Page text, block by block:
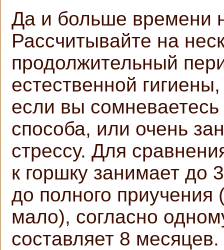
Да и больше времени
Рассчитывайте на
продолжительный
естественной
если вы сомневаетесь
способа, или очень
стрессу. Для
к горшку занимает до
до полного приучения
мало), согласно
составляет 8 месяцев.